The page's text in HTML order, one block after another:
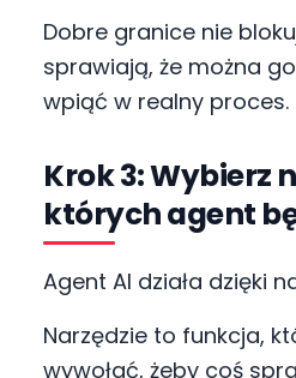
Dobre granice nie
sprawiają, że można
wpiąć w realny proces.
Krok 3: Wybierz
których agent
Agent AI działa dzięki
Narzędzie to funkcja,
wywołać, żeby coś